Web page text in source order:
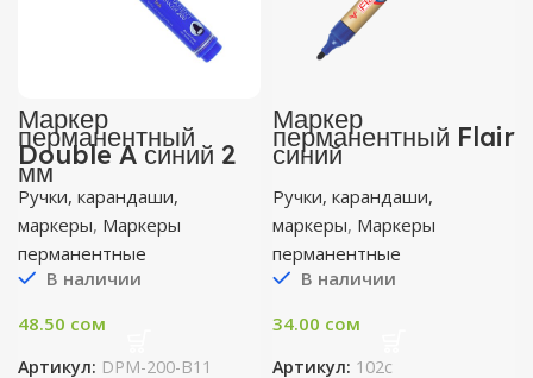
Маркер
перманентный
Double A синий 2
мм
Ручки, карандаши,
маркеры, Маркеры
перманентные
В наличии
48.50 сом
Артикул: DPM-200-B11
Маркер
перманентный Flair
синий
Ручки, карандаши,
маркеры, Маркеры
перманентные
В наличии
34.00 сом
Артикул: 102с